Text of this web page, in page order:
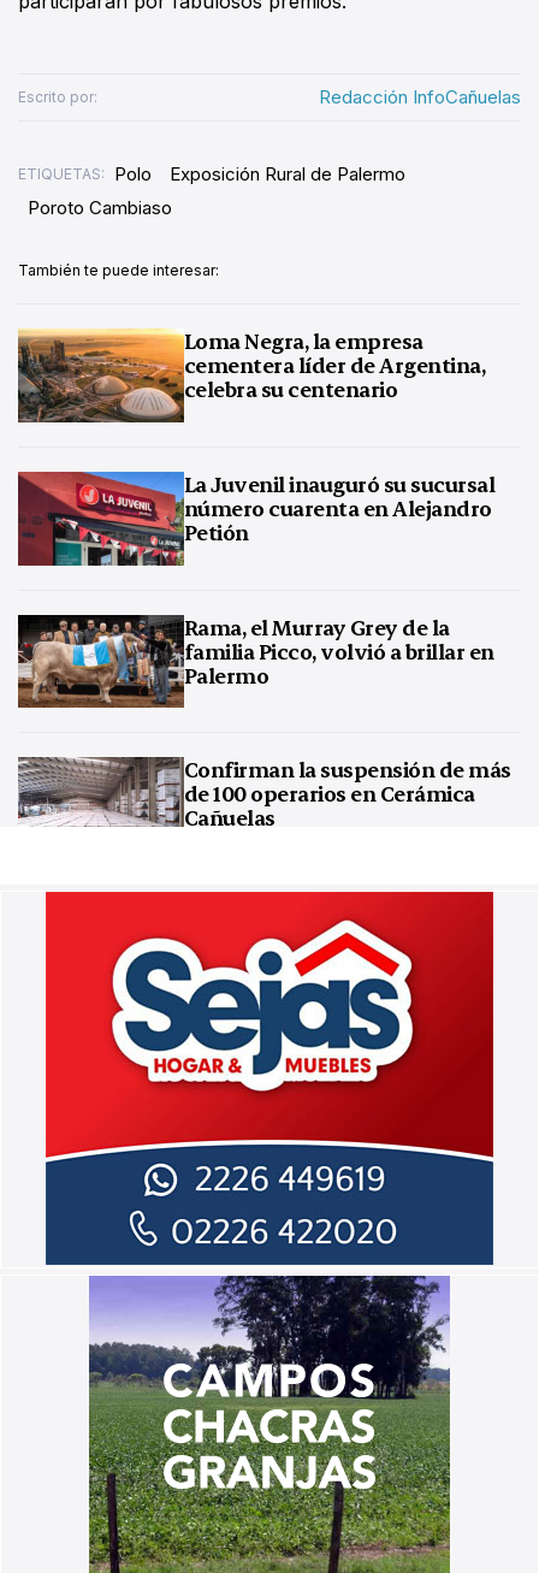
Escrito por: Redacción InfoCañuelas
ETIQUETAS: Polo
Exposición Rural de Palermo
Poroto Cambiaso
También te puede interesar:
Loma Negra, la empresa
cementera líder de Argentina,
celebra su centenario
La Juvenil inauguró su sucursal
número cuarenta en Alejandro
Petión
Rama, el Murray Grey de la
familia Picco, volvió a brillar en
Palermo
Confirman la suspensión de más
de 100 operarios en Cerámica
Cañuelas